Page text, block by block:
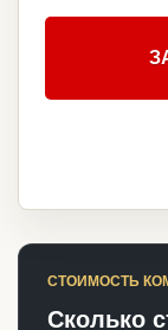
СТОИМОСТЬ
Сколько